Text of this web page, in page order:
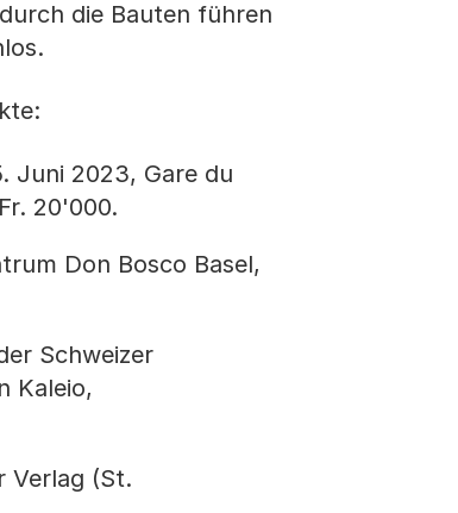
die Bauten führen
Juni 2023, Gare du
20'000.
Don Bosco Basel,
Schweizer
Kaleio,
Verlag (St.